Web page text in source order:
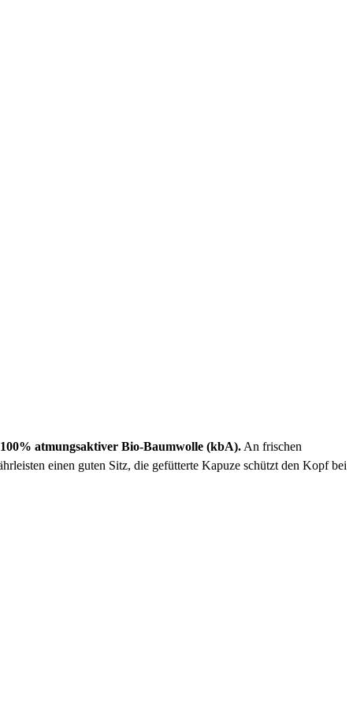
100% atmungsaktiver Bio-Baumwolle (kbA). An frischen
einen guten Sitz, die gefütterte Kapuze schützt den Kopf bei